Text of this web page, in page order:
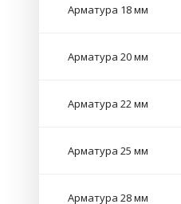
Арматура 18 мм
Арматура 20 мм
Арматура 22 мм
Арматура 25 мм
Арматура 28 мм